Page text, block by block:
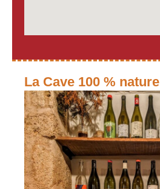
La Cave 100 % nature